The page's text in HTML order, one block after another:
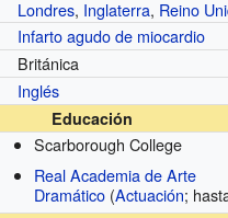
Londres, Inglaterra, Reino
Infarto agudo de miocardio
Británica
Inglés
Educación
Scarborough College
Real Academia de Arte
Dramático (Actuación;